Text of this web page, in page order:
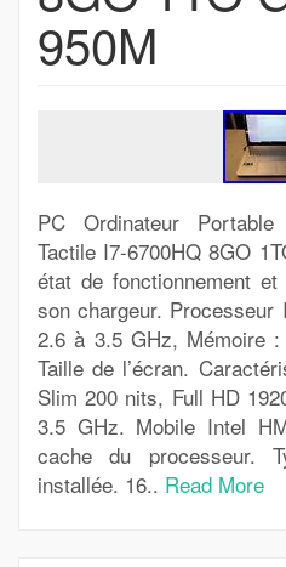
950M
PC Ordinateur Portable
Tactile I7-6700HQ 8GO
état de fonctionnement
son chargeur. Processeur
2.6 à 3.5 GHz, Mémoire
Taille de l’écran.
Slim 200 nits, Full HD
3.5 GHz. Mobile Intel
cache du processeur.
installée. 16.. Read More